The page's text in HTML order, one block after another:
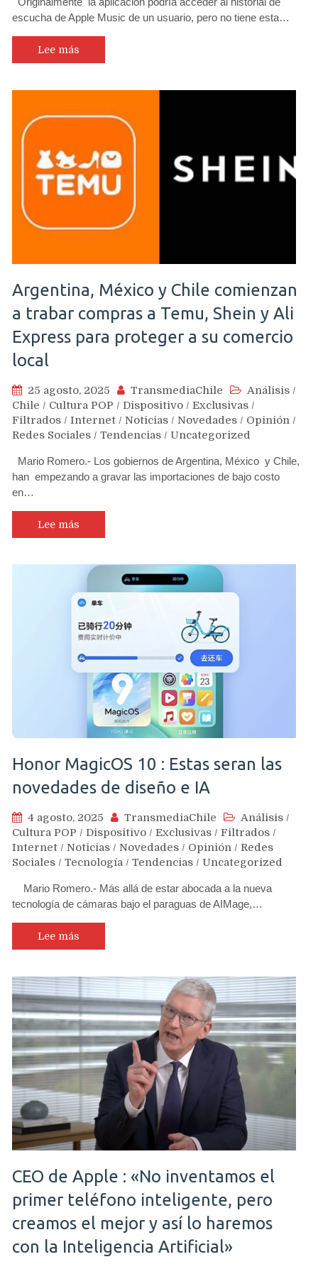
escucha de Apple Music de un usuario, pero no tiene esta…
Lee más
Argentina, México y Chile comienzan
a trabar compras a Temu, Shein y Ali
Express para proteger a su comercio
local
25 agosto, 2025 TransmediaChile Análisis /
Chile / Cultura POP / Dispositivo / Exclusivas /
Filtrados / Internet / Noticias / Novedades / Opinión /
Redes Sociales / Tendencias / Uncategorized
Mario Romero.- Los gobiernos de Argentina, México y Chile,
han empezando a gravar las importaciones de bajo costo
en…
Lee más
Honor MagicOS 10 : Estas seran las
novedades de diseño e IA
4 agosto, 2025 TransmediaChile Análisis /
Cultura POP / Dispositivo / Exclusivas / Filtrados /
Internet / Noticias / Novedades / Opinión / Redes
Sociales / Tecnología / Tendencias / Uncategorized
Mario Romero.- Más allá de estar abocada a la nueva
tecnología de cámaras bajo el paraguas de AIMage,…
Lee más
CEO de Apple : «No inventamos el
primer teléfono inteligente, pero
creamos el mejor y así lo haremos
con la Inteligencia Artificial»